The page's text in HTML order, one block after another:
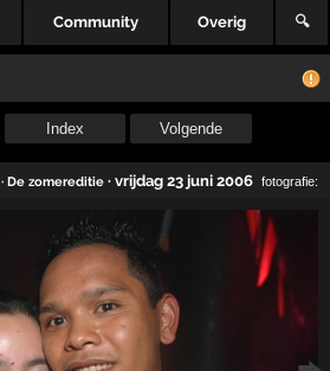
Community Overig 🔍
Index Volgende
· De zomereditie ·vrijdag 23 juni 2006 fotografie: